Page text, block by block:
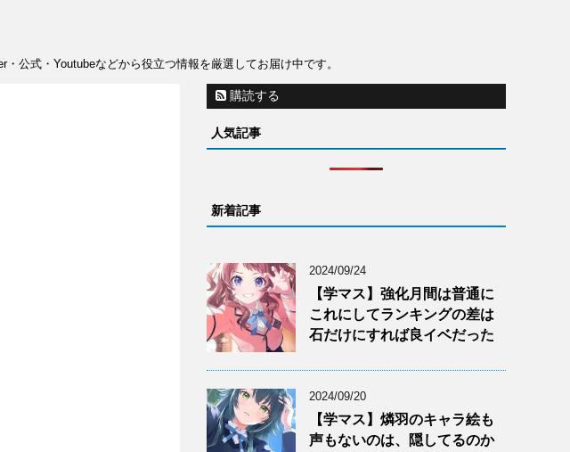
公式・Youtubeなどから役立つ情報を厳選してお届け中です。
購読する
人気記事
新着記事
2024/09/24
【学マス】強化月間は普通に
これにしてランキングの差は
石だけにすれば良イベだった
2024/09/20
【学マス】燐羽のキャラ絵も
声もないのは、隠してるのか